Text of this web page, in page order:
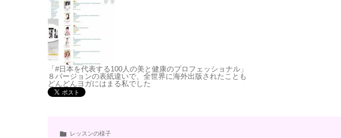
「#日本を代表する100人の美と健康のプロフェッショナル」
８バージョンの表紙違いで、全世界に海外出版されたことも
どんどんヨガにはまる私でした
レッスンの様子